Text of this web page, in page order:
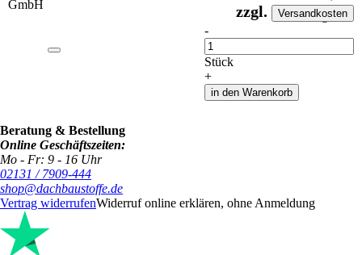
auf Anfrageliste
-
Anzahl
Stück
+
in den Warenkorb
zzgl. Versandkosten
Beratung & Bestellung
Online Geschäftszeiten:
Mo - Fr: 9 - 16 Uhr
02131 / 7909-444
shop@dachbaustoffe.de
Vertrag widerrufenWiderruf online erklären, ohne Anmeldung